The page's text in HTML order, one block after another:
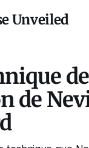
Unveiled
de
de